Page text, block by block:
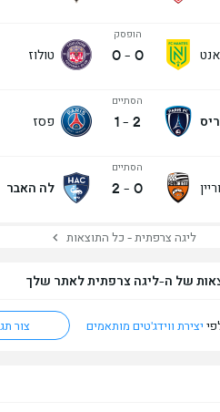
הופסק
0
-
0 טולוז
הסתיים
2
-
1 פסז
הסתיים
0
-
2 לה האבר
ליגה צרפתית - כל התוצאות
של ה-ליגה צרפתית לאתר שלך
יצירת ווידג'טים מותאמים צור תג HTML (2.5)